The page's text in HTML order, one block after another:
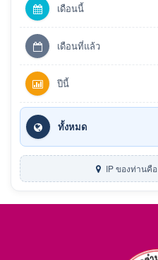
เดือนนี้
เดือนที่แล้ว
ปีนี้
ทั้งหมด
IP ของท่านคือ